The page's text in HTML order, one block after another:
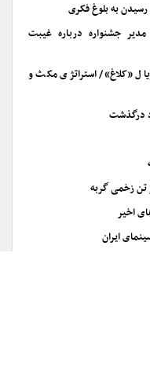
به بلوغ فکری
۲۰۲۶؛ توضیحات مدیر جشنواره درباره غیبت
«کلاغ»/ استراتژی مکث و
درگذشت
تن زخمی گربه
ایران